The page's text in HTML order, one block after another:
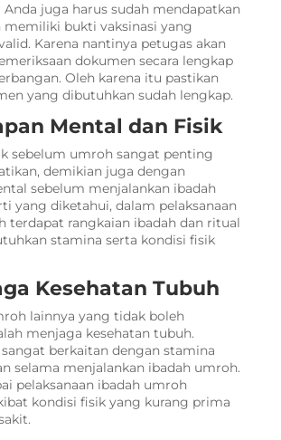
juga harus sudah mendapatkan
memiliki bukti vaksinasi yang
Karena nantinya petugas akan
dokumen secara lengkap
Oleh karena itu pastikan
yang dibutuhkan sudah lengkap.
Mental dan Fisik
sebelum umroh sangat penting
demikian juga dengan
sebelum menjalankan ibadah
yang diketahui, dalam pelaksanaan
terdapat rangkaian ibadah dan ritual
stamina serta kondisi fisik
Kesehatan Tubuh
lainnya yang tidak boleh
menjaga kesehatan tubuh.
berkaitan dengan stamina
selama menjalankan ibadah umroh.
pelaksanaan ibadah umroh
kondisi fisik yang kurang prima